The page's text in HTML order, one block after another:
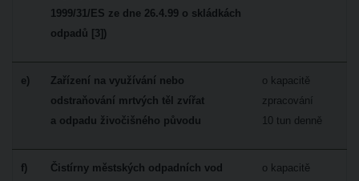
1999/31/ES ze dne 26.4.99 o skládkách
odpadů [3])
e)
Zařízení na využívání nebo
odstraňování mrtvých těl zvířat
a odpadu živočišného původu
o kapacitě
zpracování
10 tun denně
f) Čistírny městských odpadních vod
o kapacitě